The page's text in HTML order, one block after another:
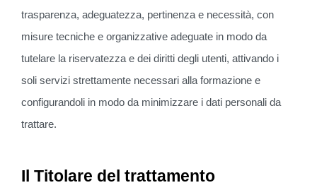
trasparenza, adeguatezza, pertinenza e necessità, con
misure tecniche e organizzative adeguate in modo da
tutelare la riservatezza e dei diritti degli utenti, attivando i
soli servizi strettamente necessari alla formazione e
configurandoli in modo da minimizzare i dati personali da
trattare.
Il Titolare del trattamento